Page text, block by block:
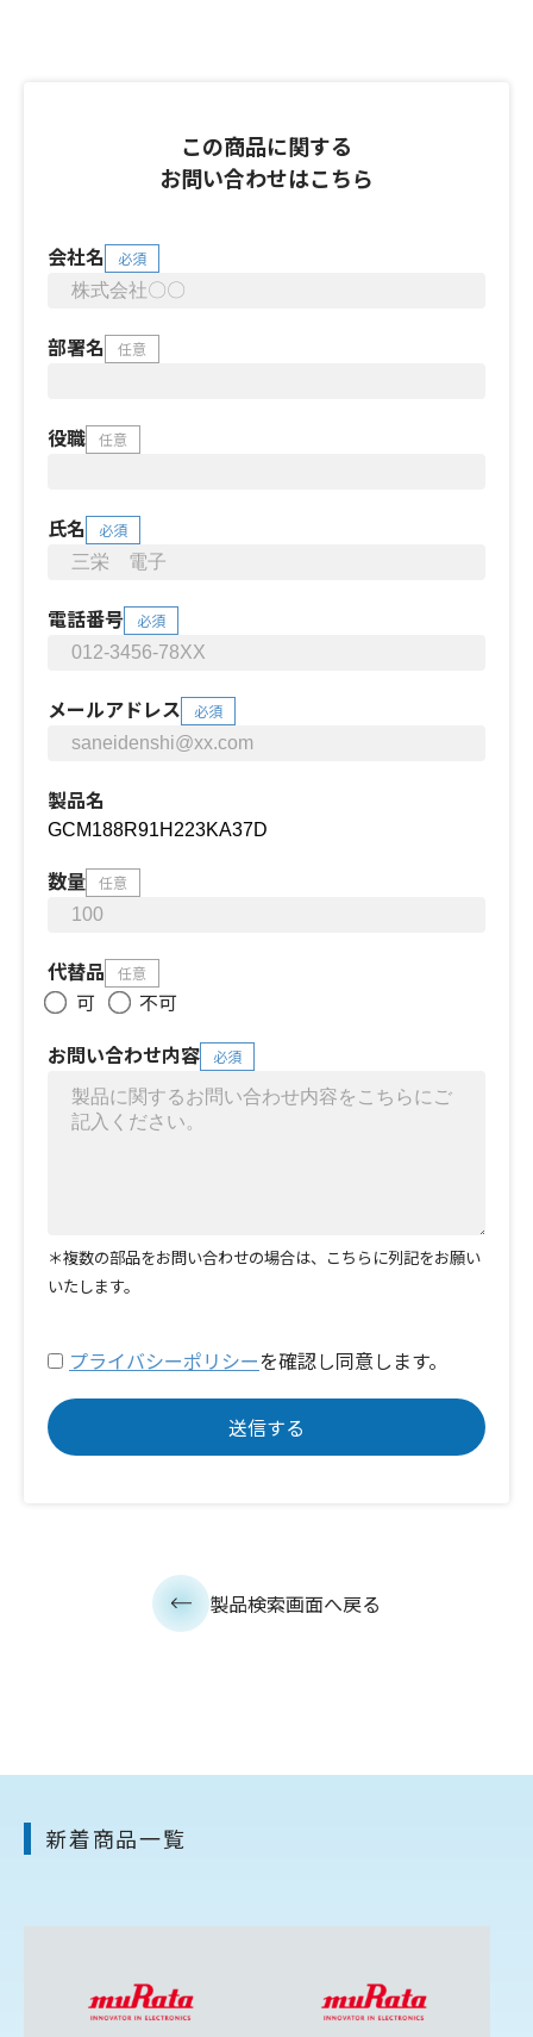
この商品に関する
お問い合わせはこちら
会社名 必須
部署名 任意
役職 任意
氏名 必須
電話番号 必須
メールアドレス 必須
製品名
数量 任意
代替品 任意
可
不可
お問い合わせ内容
必須
＊複数の部品をお問い合わせの場合は、こちらに列記をお願い
いたします。
プライバシーポリシーを確認し同意します。
製品検索画面へ戻る
新着商品一覧